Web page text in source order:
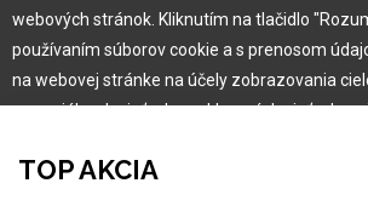
Garancia najlepšej ceny
Užívateľský manuál
Obchodné podmienky
Zákazník & partner
Novinky
TOP AKCIA
webových stránok. Kliknutím na tlačidlo
používaním súborov cookie a s prenosom
na webovej stránke na účely zobrazovania
na sociálnych sieťach a reklamných sieťach
Viac informácií